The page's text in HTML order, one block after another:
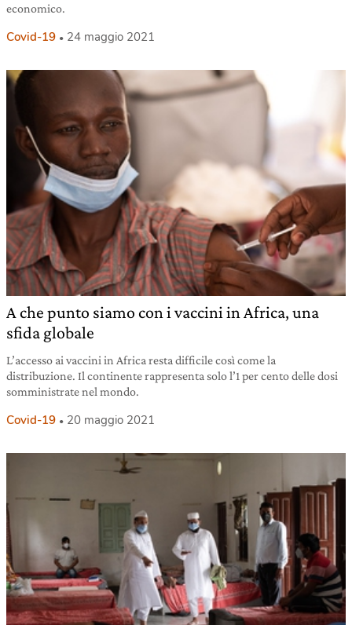
economico.
Covid-19 24 maggio 2021
A che punto siamo con i vaccini in Africa, una
sfida globale
L’accesso ai vaccini in Africa resta difficile così come la
distribuzione. Il continente rappresenta solo l’1 per cento delle dosi
somministrate nel mondo.
Covid-19 20 maggio 2021